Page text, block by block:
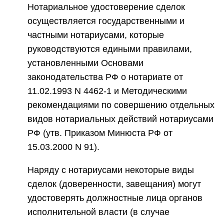
Нотариальное удостоверение сделок
осуществляется государственными и
частными нотариусами, которые
руководствуются едиными правилами,
установленными Основами
законодательства РФ о нотариате от
11.02.1993 N 4462-1 и Методическими
рекомендациями по совершению отдельных
видов нотариальных действий нотариусами
РФ (утв. Приказом Минюста РФ от
15.03.2000 N 91).
Наряду с нотариусами некоторые виды
сделок (доверенности, завещания) могут
удостоверять должностные лица органов
исполнительной власти (в случае